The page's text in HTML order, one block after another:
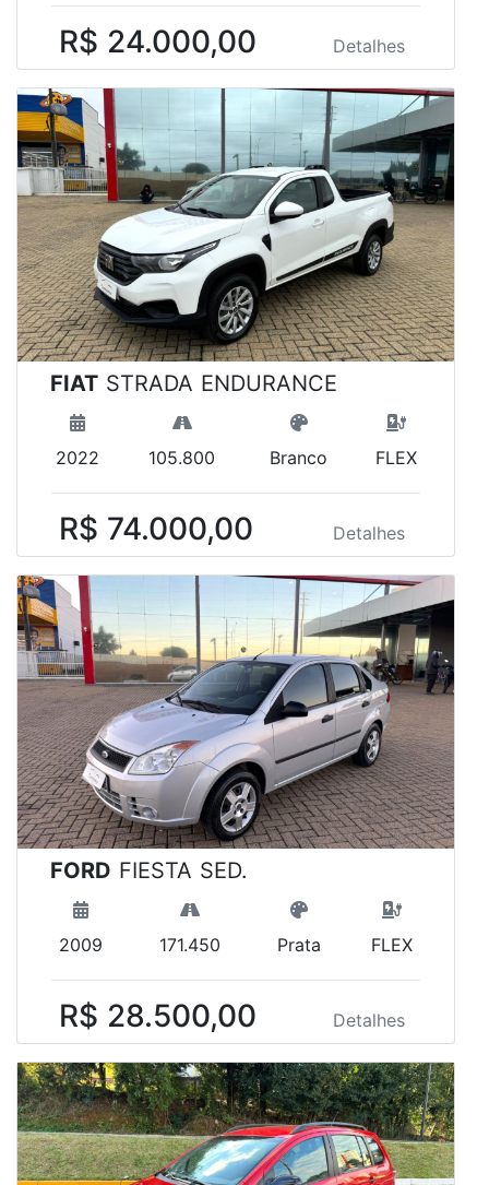
R$ 24.000,00 Detalhes
FIAT STRADA ENDURANCE
2022 105.800 Branco FLEX
R$ 74.000,00 Detalhes
FORD FIESTA SED.
2009 171.450 Prata FLEX
R$ 28.500,00 Detalhes